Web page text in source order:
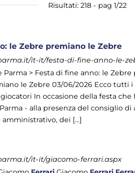
Risultati: 218 - pag 1/22
le Zebre premiano le Zebre
it-it/festa-di-fine-anno-le-
Parma > Festa di fine anno: le
le Zebre 03/06/2026 Ecco tutti
In occasione della festa
- alla presenza del consiglio
dei [...]
it-it/giacomo-ferrari.aspx